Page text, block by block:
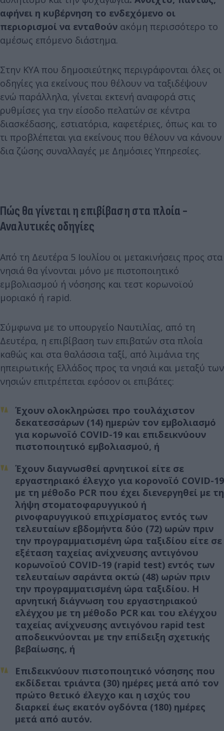
αφήνει η κυβέρνηση το ενδεχόμενο οι
περιορισμοί να ενταθούν ακόμη περισσότερο το
αμέσως επόμενο διάστημα.
Στην ΚΥΑ που δημοσιεύτηκς περιγράφονται όλες οι
οδηγίες για εκείνους που θέλουν να ταξιδέψουν
ενώ παράλληλα, γίνεται εκτενή αναφορά στις
ρυθμίσες για την είσοδο πελατών σε κέντρα
διασκέδασης, εστιατόρια, καφετέριες, όπως και το
τι προβλέπεται για εκείνους που θέλουν να κάνουν
δια ζώσης συναλλαγές με Δημόσιες Υπηρεσίες.
Πώς θα γίνεται η επιβίβαση στα πλοία -
Αναλυτικές οδηγίες
Από τη Δευτέρα 5 Ιουλίου οι μετακινήσεις προς στα
νησιά θα γίνονται μόνο με πιστοποιητικό
εμβολιασμού ή νόσησης και τεστ κορωνοϊού
μοριακό ή rapid.
Σύμφωνα με το υπουργείο Ναυτιλίας, από τη
Δευτέρα, η επιβίβαση των επιβατών στα πλοία
καθώς και στα θαλάσσια ταξί, από λιμάνια της
ηπειρωτικής Ελλάδος προς τα νησιά και μεταξύ των
νησιών επιτρέπεται εφόσον οι επιβάτες:
Έχουν ολοκληρώσει προ τουλάχιστον
δεκατεσσάρων (14) ημερών τον εμβολιασμό
για κορωνοϊό COVID-19 και επιδεικνύουν
πιστοποιητικό εμβολιασμού, ή
Έχουν διαγνωσθεί αρνητικοί είτε σε
εργαστηριακό έλεγχο για κορονοϊό COVID-19
με τη μέθοδο PCR που έχει διενεργηθεί με τη
λήψη στοματοφαρυγγικού ή
ρινοφαρυγγικού επιχρίσματος εντός των
τελευταίων εβδομήντα δύο (72) ωρών πριν
την προγραμματισμένη ώρα ταξιδίου είτε σε
εξέταση ταχείας ανίχνευσης αντιγόνου
κορωνοϊού COVID-19 (rapid test) εντός των
τελευταίων σαράντα οκτώ (48) ωρών πριν
την προγραμματισμένη ώρα ταξιδίου. Η
αρνητική διάγνωση του εργαστηριακού
ελέγχου με τη μέθοδο PCR και του ελέγχου
ταχείας ανίχνευσης αντιγόνου rapid test
αποδεικνύονται με την επίδειξη σχετικής
βεβαίωσης, ή
Επιδεικνύουν πιστοποιητικό νόσησης που
εκδίδεται τριάντα (30) ημέρες μετά από τον
πρώτο θετικό έλεγχο και η ισχύς του
διαρκεί έως εκατόν ογδόντα (180) ημέρες
μετά από αυτόν.